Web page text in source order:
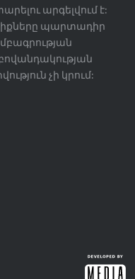
արգելվում է:
պարտադիր
չի կրում: